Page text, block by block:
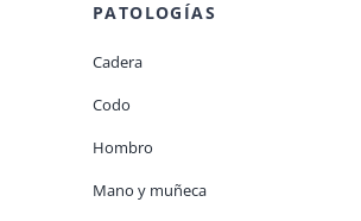
PATOLOGÍAS
Cadera
Codo
Hombro
Mano y muñeca